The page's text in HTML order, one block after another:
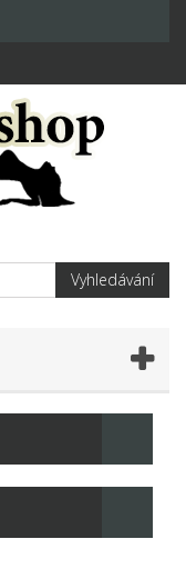
Vyhledávání